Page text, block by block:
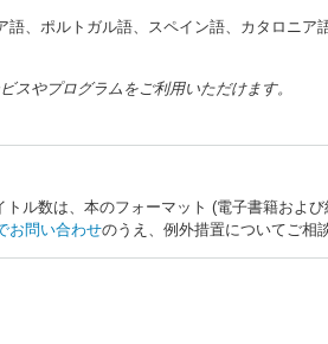
、ポルトガル語、スペイン語、カタロニア
やプログラムをご利用いただけます。
ル数は、本のフォーマット (電子書籍およ
お問い合わせのうえ、例外措置についてご相